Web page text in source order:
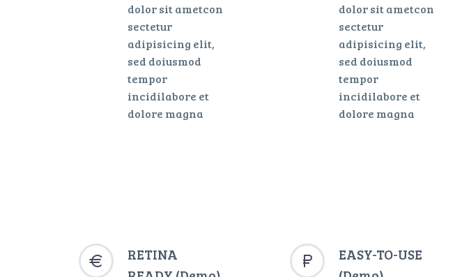
dolor sit ametcon
sectetur
adipisicing elit,
sed doiusmod
tempor
incidilabore et
dolore magna
dolor sit ametcon
sectetur
adipisicing elit,
sed doiusmod
tempor
incidilabore et
dolore magna


RETINA


EASY-TO-USE